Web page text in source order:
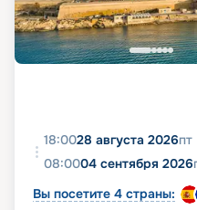
18:0028 августа 2026пт
08:0004 сентября 2026
Вы посетите 4 страны: